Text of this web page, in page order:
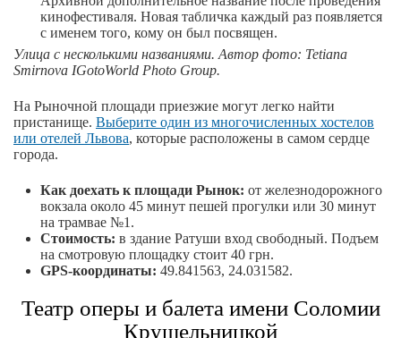
кинофестиваля. Новая табличка каждый раз появляется
с именем того, кому он был посвящен.
Улица с несколькими названиями. Автор фото: Tetiana
Smirnova IGotoWorld Photo Group.
На Рыночной площади приезжие могут легко найти
пристанище. Выберите один из многочисленных хостелов
или отелей Львова, которые расположены в самом сердце
города.
Как доехать к площади Рынок: от железнодорожного
вокзала около 45 минут пешей прогулки или 30 минут
на трамвае №1.
Стоимость: в здание Ратуши вход свободный. Подъем
на смотровую площадку стоит 40 грн.
GPS-координаты: 49.841563, 24.031582.
Театр оперы и балета имени Соломии
Крушельницкой